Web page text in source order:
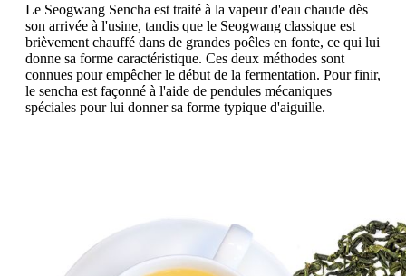
Le Seogwang Sencha est traité à la vapeur d'eau chaude dès
son arrivée à l'usine, tandis que le Seogwang classique est
brièvement chauffé dans de grandes poêles en fonte, ce qui lui
donne sa forme caractéristique. Ces deux méthodes sont
connues pour empêcher le début de la fermentation. Pour finir,
le sencha est façonné à l'aide de pendules mécaniques
spéciales pour lui donner sa forme typique d'aiguille.